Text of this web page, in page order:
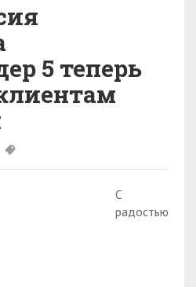
5 теперь
С
радостью